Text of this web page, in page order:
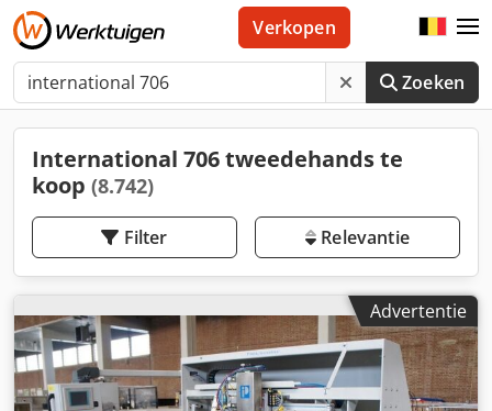
Zoeken
Verkopen
International 706 tweedehands te
koop (8.742)
Filter Relevantie
Advertentie